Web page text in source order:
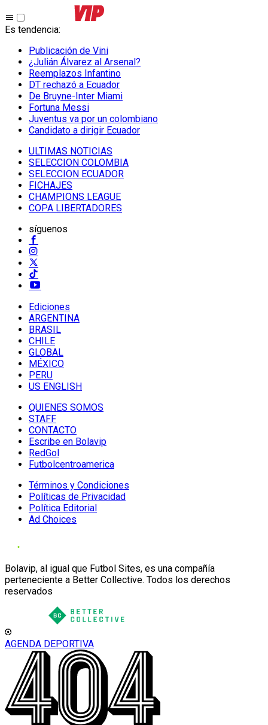
Es tendencia:
Publicación de Vini
¿Julián Álvarez al Arsenal?
Reemplazos Infantino
DT rechazó a Ecuador
De Bruyne-Inter Miami
Fortuna Messi
Juventus va por un colombiano
Candidato a dirigir Ecuador
ULTIMAS NOTICIAS
SELECCION COLOMBIA
SELECCION ECUADOR
FICHAJES
CHAMPIONS LEAGUE
COPA LIBERTADORES
síguenos
Ediciones
ARGENTINA
BRASIL
CHILE
GLOBAL
MÉXICO
PERU
US ENGLISH
QUIENES SOMOS
STAFF
CONTACTO
Escribe en Bolavip
RedGol
Futbolcentroamerica
Términos y Condiciones
Políticas de Privacidad
Política Editorial
Ad Choices
Bolavip, al igual que Futbol Sites, es una compañía
perteneciente a Better Collective. Todos los derechos
reservados
AGENDA DEPORTIVA